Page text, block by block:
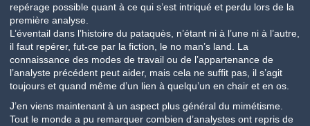
repérage possible quant à ce qui s’est intriqué et perdu lors de la
première analyse.
L’éventail dans l’histoire du pataquès, n’étant ni à l’une ni à l’autre,
il faut repérer, fut-ce par la fiction, le no man’s land. La
connaissance des modes de travail ou de l’appartenance de
l’analyste précédent peut aider, mais cela ne suffit pas, il s’agit
toujours et quand même d’un lien à quelqu’un en chair et en os.
J’en viens maintenant à un aspect plus général du mimétisme.
Tout le monde a pu remarquer combien d’analystes ont repris de